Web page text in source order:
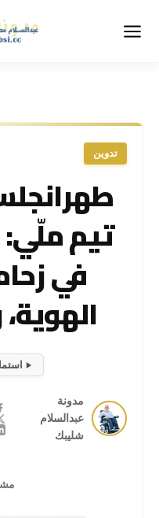
تدوين
تيم
في
مدونة
عبدالسلام
شليبك